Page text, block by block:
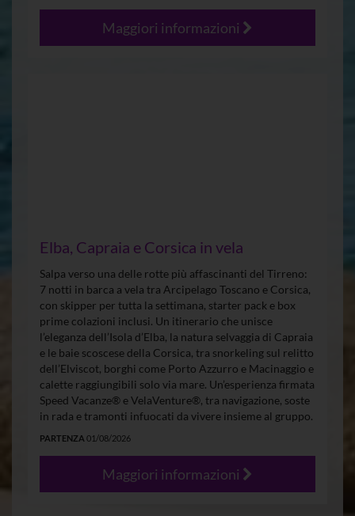
Maggiori informazioni
Elba, Capraia e Corsica in vela
Salpa verso una delle rotte più affascinanti del Tirreno:
7 notti in barca a vela tra Arcipelago Toscano e Corsica,
con skipper per tutta la settimana, starter pack e box
prime colazioni inclusi. Un itinerario che unisce
l’eleganza dell’Isola d’Elba, la natura selvaggia di Capraia
e le baie scoscese della Corsica, tra snorkeling sul relitto
dell’Elviscot, borghi come Porto Azzurro e Macinaggio e
calette raggiungibili solo via mare. Un’esperienza firmata
Speed Vacanze® e VelaVenture®, tra navigazione, soste
in rada e tramonti infuocati da vivere insieme al gruppo.
PARTENZA 01/08/2026
Maggiori informazioni